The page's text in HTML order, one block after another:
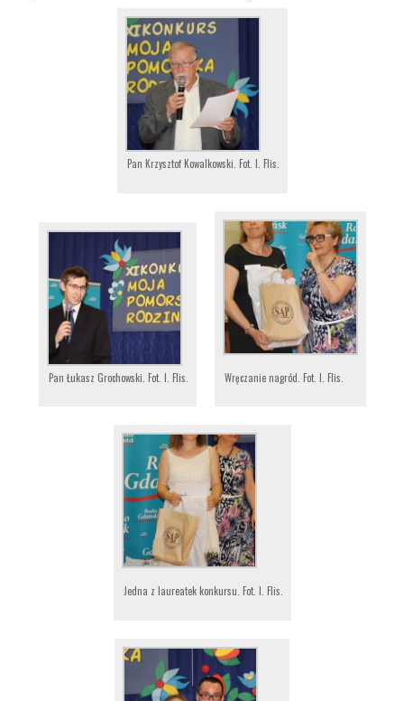
Pan Krzysztof Kowalkowski. Fot. I. Flis.
Pan Łukasz Grochowski. Fot. I. Flis. Wręczanie nagród. Fot. I. Flis.
Jedna z laureatek konkursu. Fot. I. Flis.